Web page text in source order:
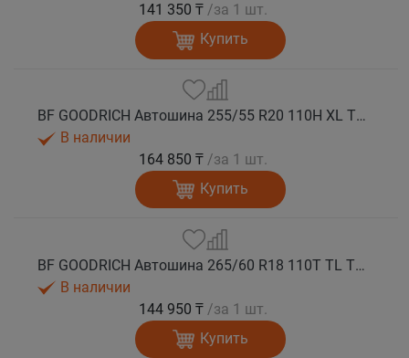
141 350 ₸ /за 1 шт.
Купить
BF GOODRICH Автошина 255/55 R20 110H XL TL TRAIL-TERRAIN T/A GO M+S
В наличии
164 850 ₸ /за 1 шт.
Купить
BF GOODRICH Автошина 265/60 R18 110T TL TRAIL-TERRAIN T/A ORWL GO M+S
В наличии
144 950 ₸ /за 1 шт.
Купить